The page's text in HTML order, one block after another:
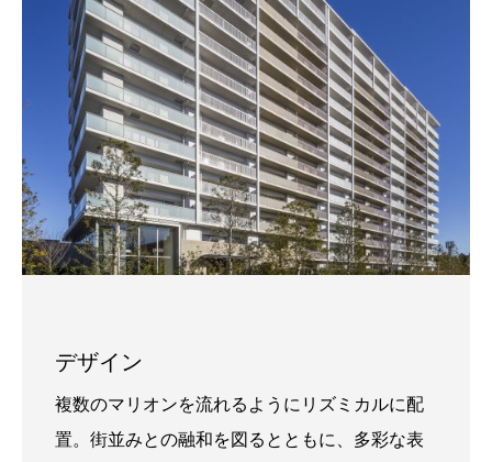
デザイン
複数のマリオンを流れるようにリズミカルに配
置。街並みとの融和を図るとともに、多彩な表